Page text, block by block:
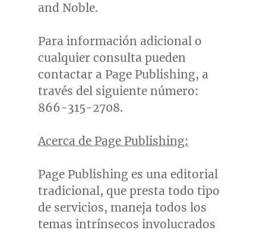
and Noble.
Para información adicional o
cualquier consulta pueden
contactar a Page Publishing, a
través del siguiente número:
866-315-2708.
Acerca de Page Publishing:
Page Publishing es una editorial
tradicional, que presta todo tipo
de servicios, maneja todos los
temas intrínsecos involucrados